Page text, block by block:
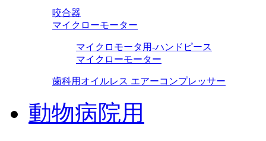
咬合器
マイクローモーター
マイクロモータ用-ハンドピース
マイクローモーター
歯科用オイルレス エアーコンプレッサー
動物病院用